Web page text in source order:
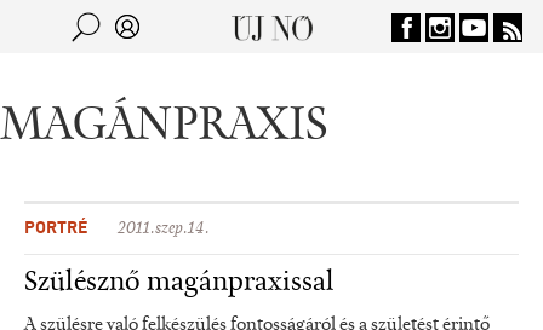
Jump to navigation
MAGÁNPRAXIS
PORTRÉ 2011.szep.14.
Szülésznő magánpraxissal
A szülésre való felkészülés fontosságáról és a születést érintő